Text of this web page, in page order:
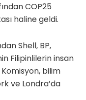
COP25
haline geldi.
Shell, BP,
Filipinlilerin insan
bilim
ve Londra’da